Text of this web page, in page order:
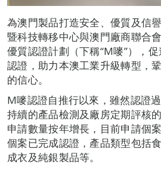
為澳門製品打造安全、優質及信
暨科技轉移中心與澳門廠商聯合
優質認證計劃（下稱“M嘜”），
認證，助力本澳工業升級轉型，
的信心。
M嘜認證自推行以來，雖然認證
持續的產品檢測及廠房定期評核
申請數量按年增長，目前申請個
個案已完成認證，產品類型包括
成衣及純銀製品等。